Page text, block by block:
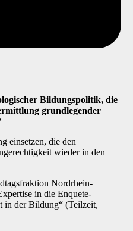
Bildungspolitik, die
grundlegender
einsetzen, die den
wieder in den
Nordrhein-
in die Enquete-
in der Bildung“ (Teilzeit,